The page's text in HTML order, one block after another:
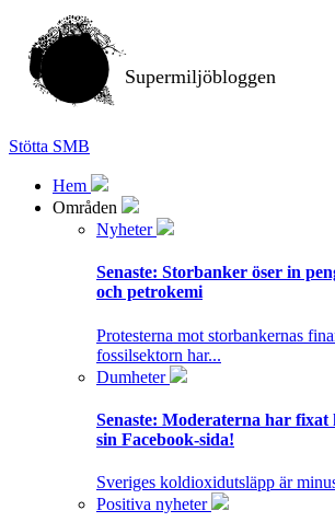
Supermiljöbloggen
Stötta SMB
Hem
Områden
Nyheter
Senaste: Storbanker öser in
och petrokemi
Protesterna mot storbankernas
fossilsektorn har...
Dumheter
Senaste: Moderaterna har fixat
sin Facebook-sida!
Sveriges koldioxidutsläpp är
Positiva nyheter